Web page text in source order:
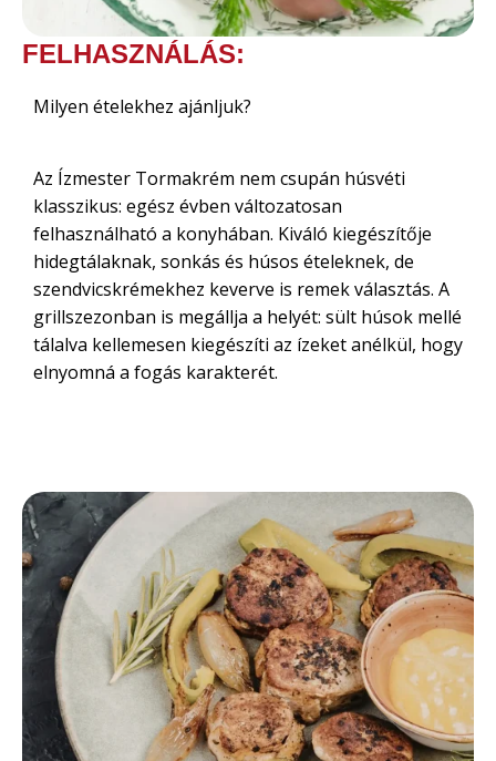
FELHASZNÁLÁS:
Milyen ételekhez ajánljuk?
Az Ízmester Tormakrém nem csupán húsvéti
klasszikus: egész évben változatosan
felhasználható a konyhában. Kiváló kiegészítője
hidegtálaknak, sonkás és húsos ételeknek, de
szendvicskrémekhez keverve is remek választás. A
grillszezonban is megállja a helyét: sült húsok mellé
tálalva kellemesen kiegészíti az ízeket anélkül, hogy
elnyomná a fogás karakterét.